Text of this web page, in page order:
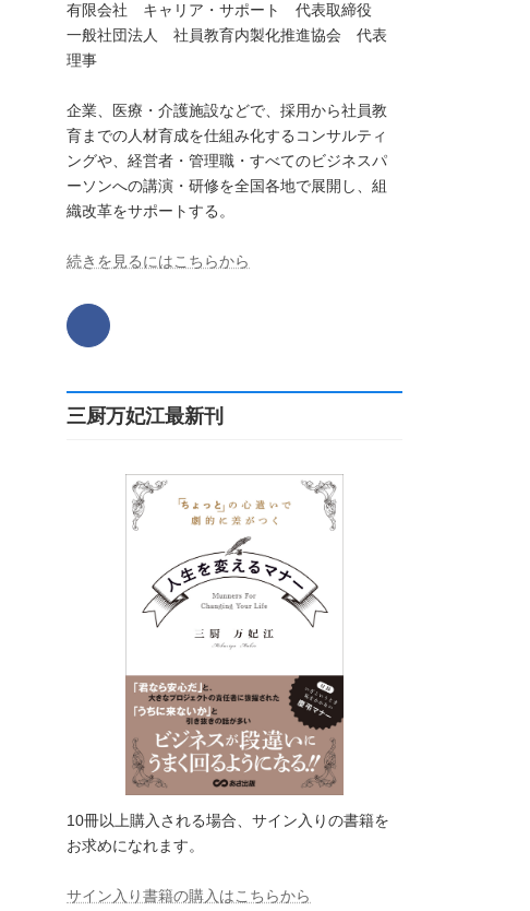
有限会社 キャリア・サポート 代表取締役
一般社団法人 社員教育内製化推進協会 代表
理事
企業、医療・介護施設などで、採用から社員教
育までの人材育成を仕組み化するコンサルティ
ングや、経営者・管理職・すべてのビジネスパ
ーソンへの講演・研修を全国各地で展開し、組
織改革をサポートする。
続きを見るにはこちらから
三厨万妃江最新刊
10冊以上購入される場合、サイン入りの書籍を
お求めになれます。
サイン入り書籍の購入はこちらから